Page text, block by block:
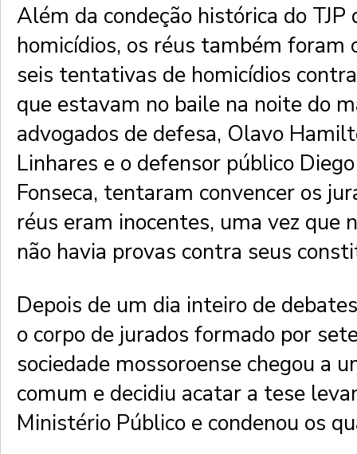
Além da condeção histórica do TJP
homicídios, os réus também foram
seis tentativas de homicídios
que estavam no baile na noite do
advogados de defesa, Olavo
Linhares e o defensor público
Fonseca, tentaram convencer os
réus eram inocentes, uma vez que
não havia provas contra seus
Depois de um dia inteiro de
o corpo de jurados formado por
sociedade mossoroense chegou a
comum e decidiu acatar a tese
Ministério Público e condenou os